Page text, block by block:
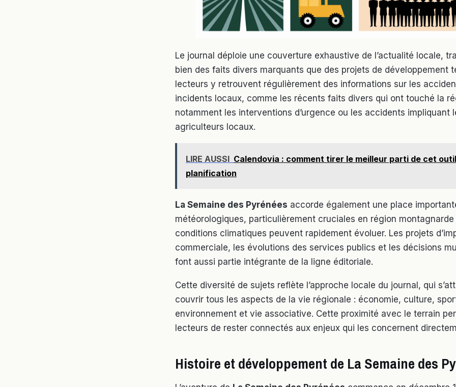
Le journal déploie une couverture exhaustive de l’actualité locale,
bien des faits divers marquants que des projets de développement
lecteurs y retrouvent régulièrement des informations sur les
incidents locaux, comme les récents faits divers qui ont touché la
notamment les interventions d’urgence ou les accidents impliquant
agriculteurs locaux.
LIRE AUSSI Calendovia : comment tirer le meilleur parti de cet
planification
La Semaine des Pyrénées accorde également une place
météorologiques, particulièrement cruciales en région montagnarde
conditions climatiques peuvent rapidement évoluer. Les projets
commerciale, les évolutions des services publics et les décisions
font aussi partie intégrante de la ligne éditoriale.
Cette diversité de sujets reflète l’approche locale du journal, qui
couvrir tous les aspects de la vie régionale : économie, culture,
environnement et vie associative. Cette proximité avec le terrain
lecteurs de rester connectés aux enjeux qui les concernent
Histoire et développement de La Semaine des